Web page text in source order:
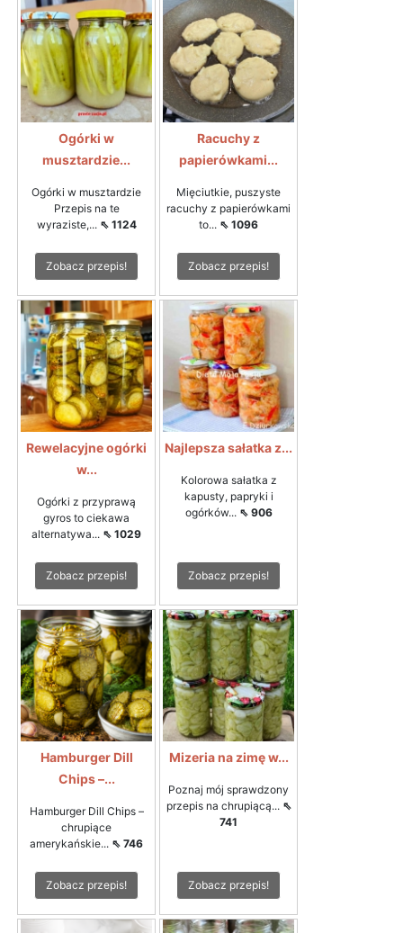
Ogórki w
musztardzie...
Ogórki w musztardzie
Przepis na te
wyraziste,... ⇖ 1124
Zobacz przepis!
Racuchy z
papierówkami...
Mięciutkie, puszyste
racuchy z papierówkami
to... ⇖ 1096
Zobacz przepis!
Rewelacyjne ogórki
w...
Ogórki z przyprawą
gyros to ciekawa
alternatywa... ⇖ 1029
Zobacz przepis!
Najlepsza sałatka z...
Kolorowa sałatka z
kapusty, papryki i
ogórków... ⇖ 906
Zobacz przepis!
Hamburger Dill
Chips –...
Hamburger Dill Chips –
chrupiące
amerykańskie... ⇖ 746
Zobacz przepis!
Mizeria na zimę w...
Poznaj mój sprawdzony
przepis na chrupiącą... ⇖
741
Zobacz przepis!